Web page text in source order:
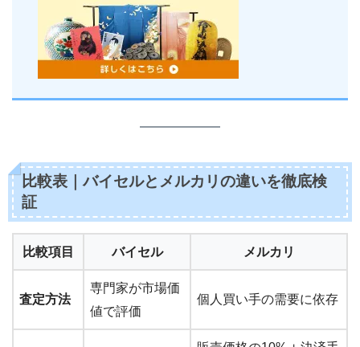
比較表｜バイセルとメルカリの違いを徹底検
証
比較項目 バイセル メルカリ
査定方法
専門家が市場価
値で評価
個人買い手の需要に依存